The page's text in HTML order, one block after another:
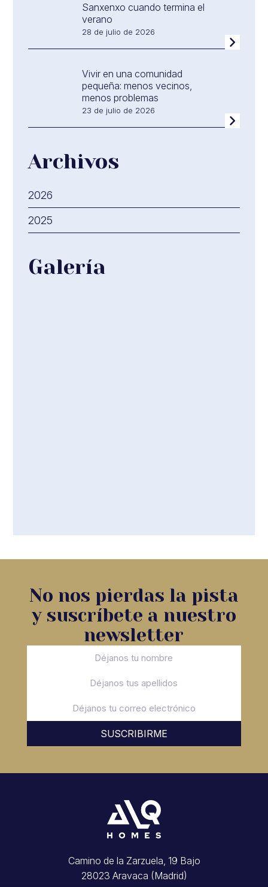
Sanxenxo cuando termina el
verano
28 de julio de 2026
Vivir en una comunidad
pequeña: menos vecinos,
menos problemas
23 de julio de 2026
Archivos
2026
2025
Galería
No nos pierdas la pista
y suscríbete a nuestro
newsletter
SUSCRIBIRME
Camino de la Zarzuela, 19 Bajo
28023 Aravaca (Madrid)